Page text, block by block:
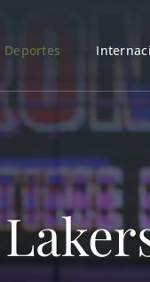
Deportes